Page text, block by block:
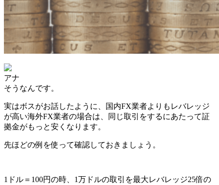
アナ
そうなんです。
実はボスがお話したように、
国内FX業者よりもレバレッジ
が高い海外FX業者の場合は、同じ取引をするにあたって証
拠金がもっと安くなります。
先ほどの例を使って確認しておきましょう。
1ドル＝100円の時、1万ドルの取引を最大レバレッジ25倍の